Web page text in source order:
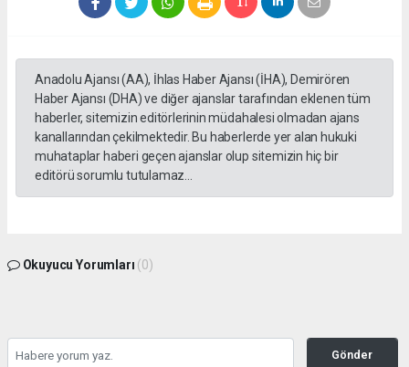
Anadolu Ajansı (AA), İhlas Haber Ajansı (İHA), Demirören
Haber Ajansı (DHA) ve diğer ajanslar tarafından eklenen tüm
haberler, sitemizin editörlerinin müdahalesi olmadan ajans
kanallarından çekilmektedir. Bu haberlerde yer alan hukuki
muhataplar haberi geçen ajanslar olup sitemizin hiç bir
editörü sorumlu tutulamaz...
Okuyucu Yorumları (0)
Gönder